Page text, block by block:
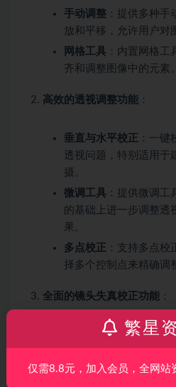
手动调整 ：提供多种
放和平移，允许用户对
网格工具 ：内置网格
齐和调整图像中的元素。
高效的透视调整功能 ：
垂直与水平校正 ：一
透视问题，特别适用于
摄。
微调工具 ：提供微调工
的基础上进一步调整透
果。
多点校正 ：支持多点
择多个控制点来精确调
全面的镜头失真校正功能 ：
自动失真校正：根据相
手动失真校正：提供手
繁星
仅需8.8元，加入会员，全网站